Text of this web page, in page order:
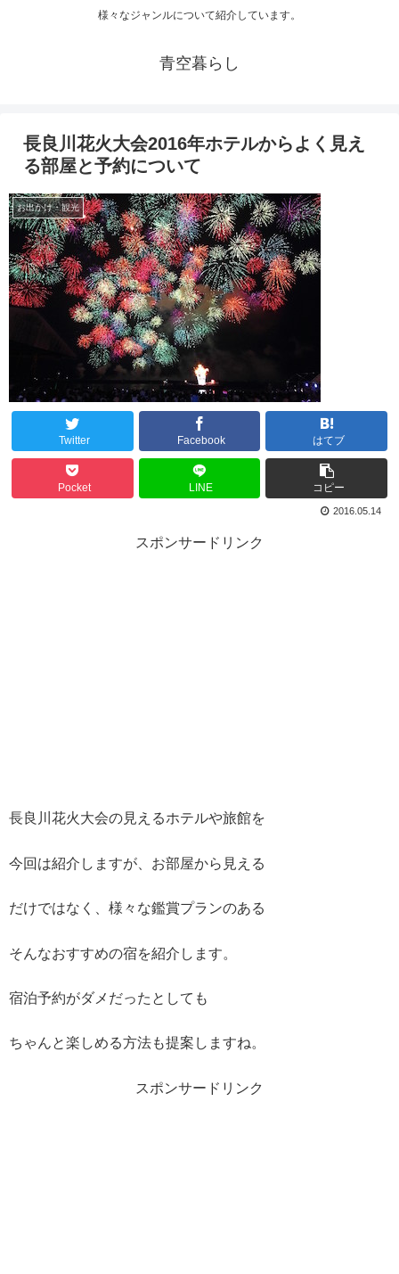
様々なジャンルについて紹介しています。
青空暮らし
長良川花火大会2016年ホテルからよく見え
る部屋と予約について
お出かけ・観光
Twitter Facebook はてブ
Pocket LINE コピー
2016.05.14
スポンサードリンク
長良川花火大会の見えるホテルや旅館を
今回は紹介しますが、お部屋から見える
だけではなく、様々な鑑賞プランのある
そんなおすすめの宿を紹介します。
宿泊予約がダメだったとしても
ちゃんと楽しめる方法も提案しますね。
スポンサードリンク